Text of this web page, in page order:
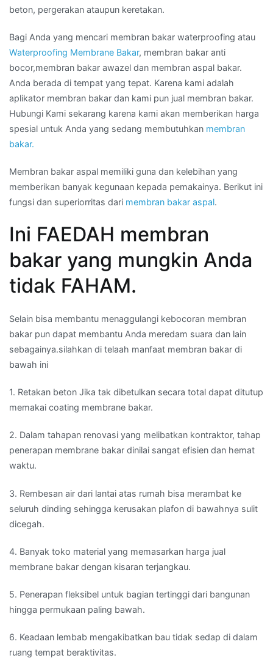
beton, pergerakan ataupun keretakan.
Bagi Anda yang mencari membran bakar waterproofing atau
Waterproofing Membrane Bakar, membran bakar anti
bocor,membran bakar awazel dan membran aspal bakar.
Anda berada di tempat yang tepat. Karena kami adalah
aplikator membran bakar dan kami pun jual membran bakar.
Hubungi Kami sekarang karena kami akan memberikan harga
spesial untuk Anda yang sedang membutuhkan membran
bakar.
Membran bakar aspal memiliki guna dan kelebihan yang
memberikan banyak kegunaan kepada pemakainya. Berikut ini
fungsi dan superiorritas dari membran bakar aspal.
Ini FAEDAH membran
bakar yang mungkin Anda
tidak FAHAM.
Selain bisa membantu menaggulangi kebocoran membran
bakar pun dapat membantu Anda meredam suara dan lain
sebagainya.silahkan di telaah manfaat membran bakar di
bawah ini
1. Retakan beton Jika tak dibetulkan secara total dapat ditutup
memakai coating membrane bakar.
2. Dalam tahapan renovasi yang melibatkan kontraktor, tahap
penerapan membrane bakar dinilai sangat efisien dan hemat
waktu.
3. Rembesan air dari lantai atas rumah bisa merambat ke
seluruh dinding sehingga kerusakan plafon di bawahnya sulit
dicegah.
4. Banyak toko material yang memasarkan harga jual
membrane bakar dengan kisaran terjangkau.
5. Penerapan fleksibel untuk bagian tertinggi dari bangunan
hingga permukaan paling bawah.
6. Keadaan lembab mengakibatkan bau tidak sedap di dalam
ruang tempat beraktivitas.